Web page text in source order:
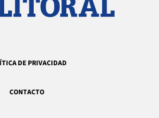
DE PRIVACIDAD
CONTACTO